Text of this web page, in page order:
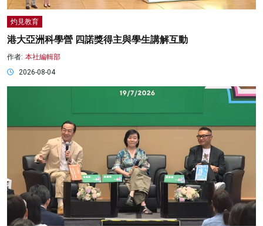
灼見教育
港大亞洲科學營 四諾獎得主與學生講解互動
作者: 本社編輯部
2026-08-04